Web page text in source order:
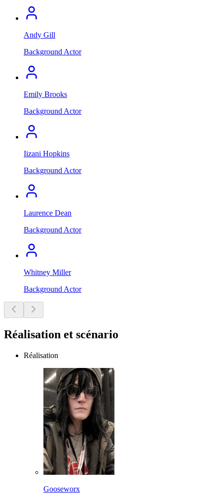
Andy Gill
Background Actor
Emily Brooks
Background Actor
Iizani Hopkins
Background Actor
Laurence Dean
Background Actor
Whitney Miller
Background Actor
Réalisation et scénario
Réalisation
Gooseworx